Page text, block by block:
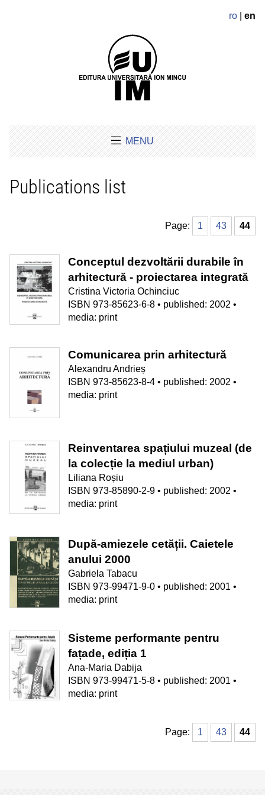
ro en
MENU
Publications list
Page: 1 43 44
Conceptul dezvoltării durabile în
arhitectură - proiectarea integrată
Cristina Victoria Ochinciuc
ISBN 973-85623-6-8 • published: 2002 •
media: print
Comunicarea prin arhitectură
Alexandru Andrieș
ISBN 973-85623-8-4 • published: 2002 •
media: print
Reinventarea spațiului muzeal (de
la colecție la mediul urban)
Liliana Roșiu
ISBN 973-85890-2-9 • published: 2002 •
media: print
După-amiezele cetății. Caietele
anului 2000
Gabriela Tabacu
ISBN 973-99471-9-0 • published: 2001 •
media: print
Sisteme performante pentru
fațade, ediția 1
Ana-Maria Dabija
ISBN 973-99471-5-8 • published: 2001 •
media: print
Page: 1 43 44